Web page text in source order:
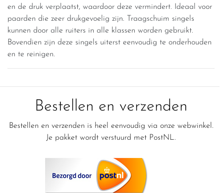
en de druk verplaatst, waardoor deze vermindert. Ideaal voor
paarden die zeer drukgevoelig zijn. Traagschuim singels
kunnen door alle ruiters in alle klassen worden gebruikt.
Bovendien zijn deze singels uiterst eenvoudig te onderhouden
en te reinigen.
Bestellen en verzenden
Bestellen en verzenden is heel eenvoudig via onze webwinkel.
Je pakket wordt verstuurd met PostNL.